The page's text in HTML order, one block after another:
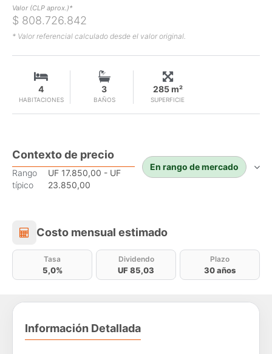
Valor (CLP aprox.)*
$ 808.726.842
* Valor referencial calculado desde el valor original.
HABITACIONES
4
BAÑOS
3
SUPERFICIE
285 m²
Contexto de precio
Rango
típico
UF 17.850,00 - UF
23.850,00
En rango de mercado
Costo mensual estimado
Costo mensual estimado
Tasa
5,0%
Dividendo
UF 85,03
Plazo
30 años
Información Detallada